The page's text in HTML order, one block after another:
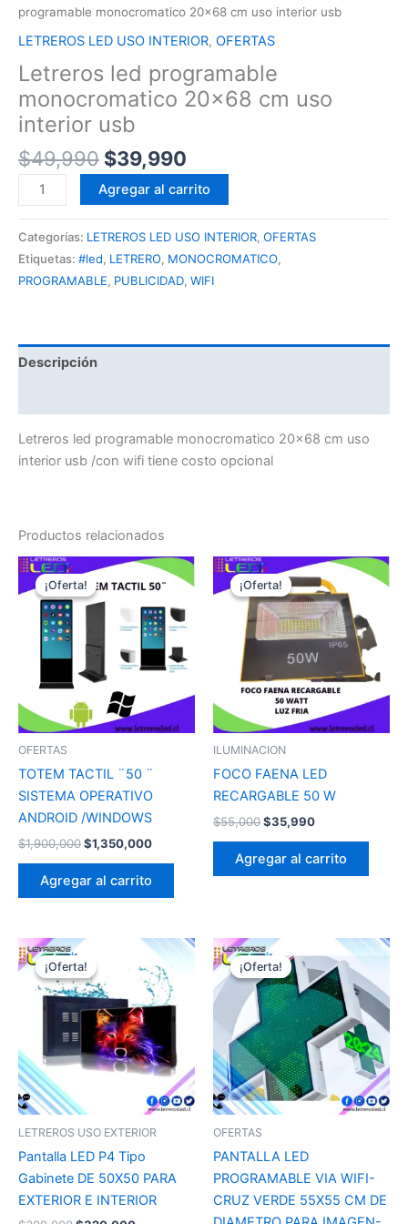
programable monocromatico 20×68 cm uso interior usb
LETREROS LED USO INTERIOR, OFERTAS
Letreros led programable
monocromatico 20×68 cm uso
interior usb
$49,990 $39,990
Agregar al carrito
Categorías: LETREROS LED USO INTERIOR, OFERTAS
Etiquetas: #led, LETRERO, MONOCROMATICO,
PROGRAMABLE, PUBLICIDAD, WIFI
Descripción
Letreros led programable monocromatico 20×68 cm uso
interior usb /con wifi tiene costo opcional
Productos relacionados
¡Oferta!
¡Oferta!
OFERTAS
TOTEM TACTIL ¨50 ¨
SISTEMA OPERATIVO
ANDROID /WINDOWS
$1,900,000
precio
original
era:
$1,900,000.
$1,350,000
El
precio
actual
es:
$1,350,000.
Agregar al carrito
¡Oferta!
¡Oferta!
ILUMINACION
FOCO FAENA LED
RECARGABLE 50 W
$55,000
El
precio
original
era:
$55,000.
$35,990
El
precio
actual
es:
$35,990.
Agregar al carrito
¡Oferta!
¡Oferta!
LETREROS USO EXTERIOR
Pantalla LED P4 Tipo
Gabinete DE 50X50 PARA
EXTERIOR E INTERIOR
El
precio
original
era:
$399,000.
El
precio
actual
es:
$320,000.
¡Oferta!
¡Oferta!
OFERTAS
PANTALLA LED
PROGRAMABLE VIA WIFI-
CRUZ VERDE 55X55 CM DE
El
precio
original
era:
$950,000.
El
precio
actual
es:
$820,000.